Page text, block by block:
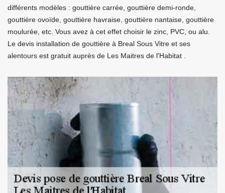
différents modèles : gouttière carrée, gouttière demi-ronde,
gouttière ovoïde, gouttière havraise, gouttière nantaise, gouttière
moulurée, etc. Vous avez à cet effet choisir le zinc, PVC, ou alu.
Le devis installation de gouttière à Breal Sous Vitre et ses
alentours est gratuit auprès de Les Maitres de l'Habitat .